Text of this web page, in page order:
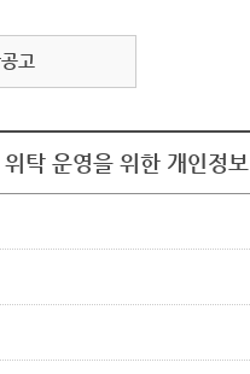
고
탁 운영을 위한 개인정